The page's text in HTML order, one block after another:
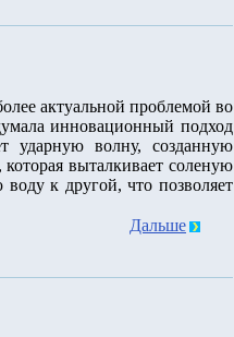
актуальной проблемой во
инновационный подход
ударную волну, созданную
выталкивает соленую
к другой, что позволяет
Дальше